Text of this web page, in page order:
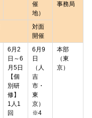
催
地）
事務局
対面
開催
6月2
日～6
月5日
【個
別研
修】
1人1
回
6月9
日
（人
吉
市・
東
京）
※4
本部
（東
京）